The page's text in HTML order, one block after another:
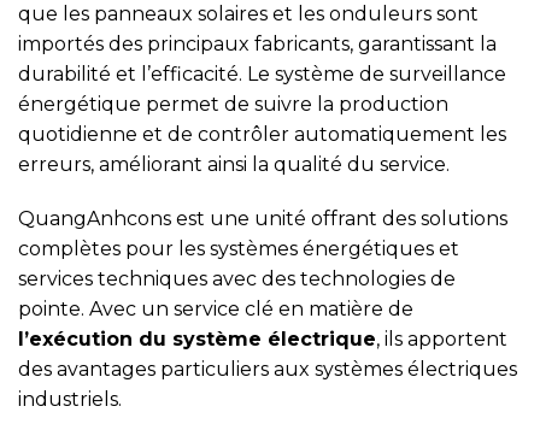
que les panneaux solaires et les onduleurs sont
importés des principaux fabricants, garantissant la
durabilité et l’efficacité. Le système de surveillance
énergétique permet de suivre la production
quotidienne et de contrôler automatiquement les
erreurs, améliorant ainsi la qualité du service.
QuangAnhcons est une unité offrant des solutions
complètes pour les systèmes énergétiques et
services techniques avec des technologies de
pointe. Avec un service clé en matière de
l’exécution du système électrique, ils apportent
des avantages particuliers aux systèmes électriques
industriels.